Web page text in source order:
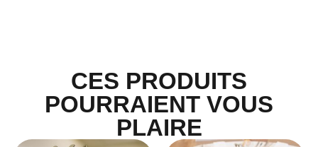
CES PRODUITS
POURRAIENT VOUS
PLAIRE